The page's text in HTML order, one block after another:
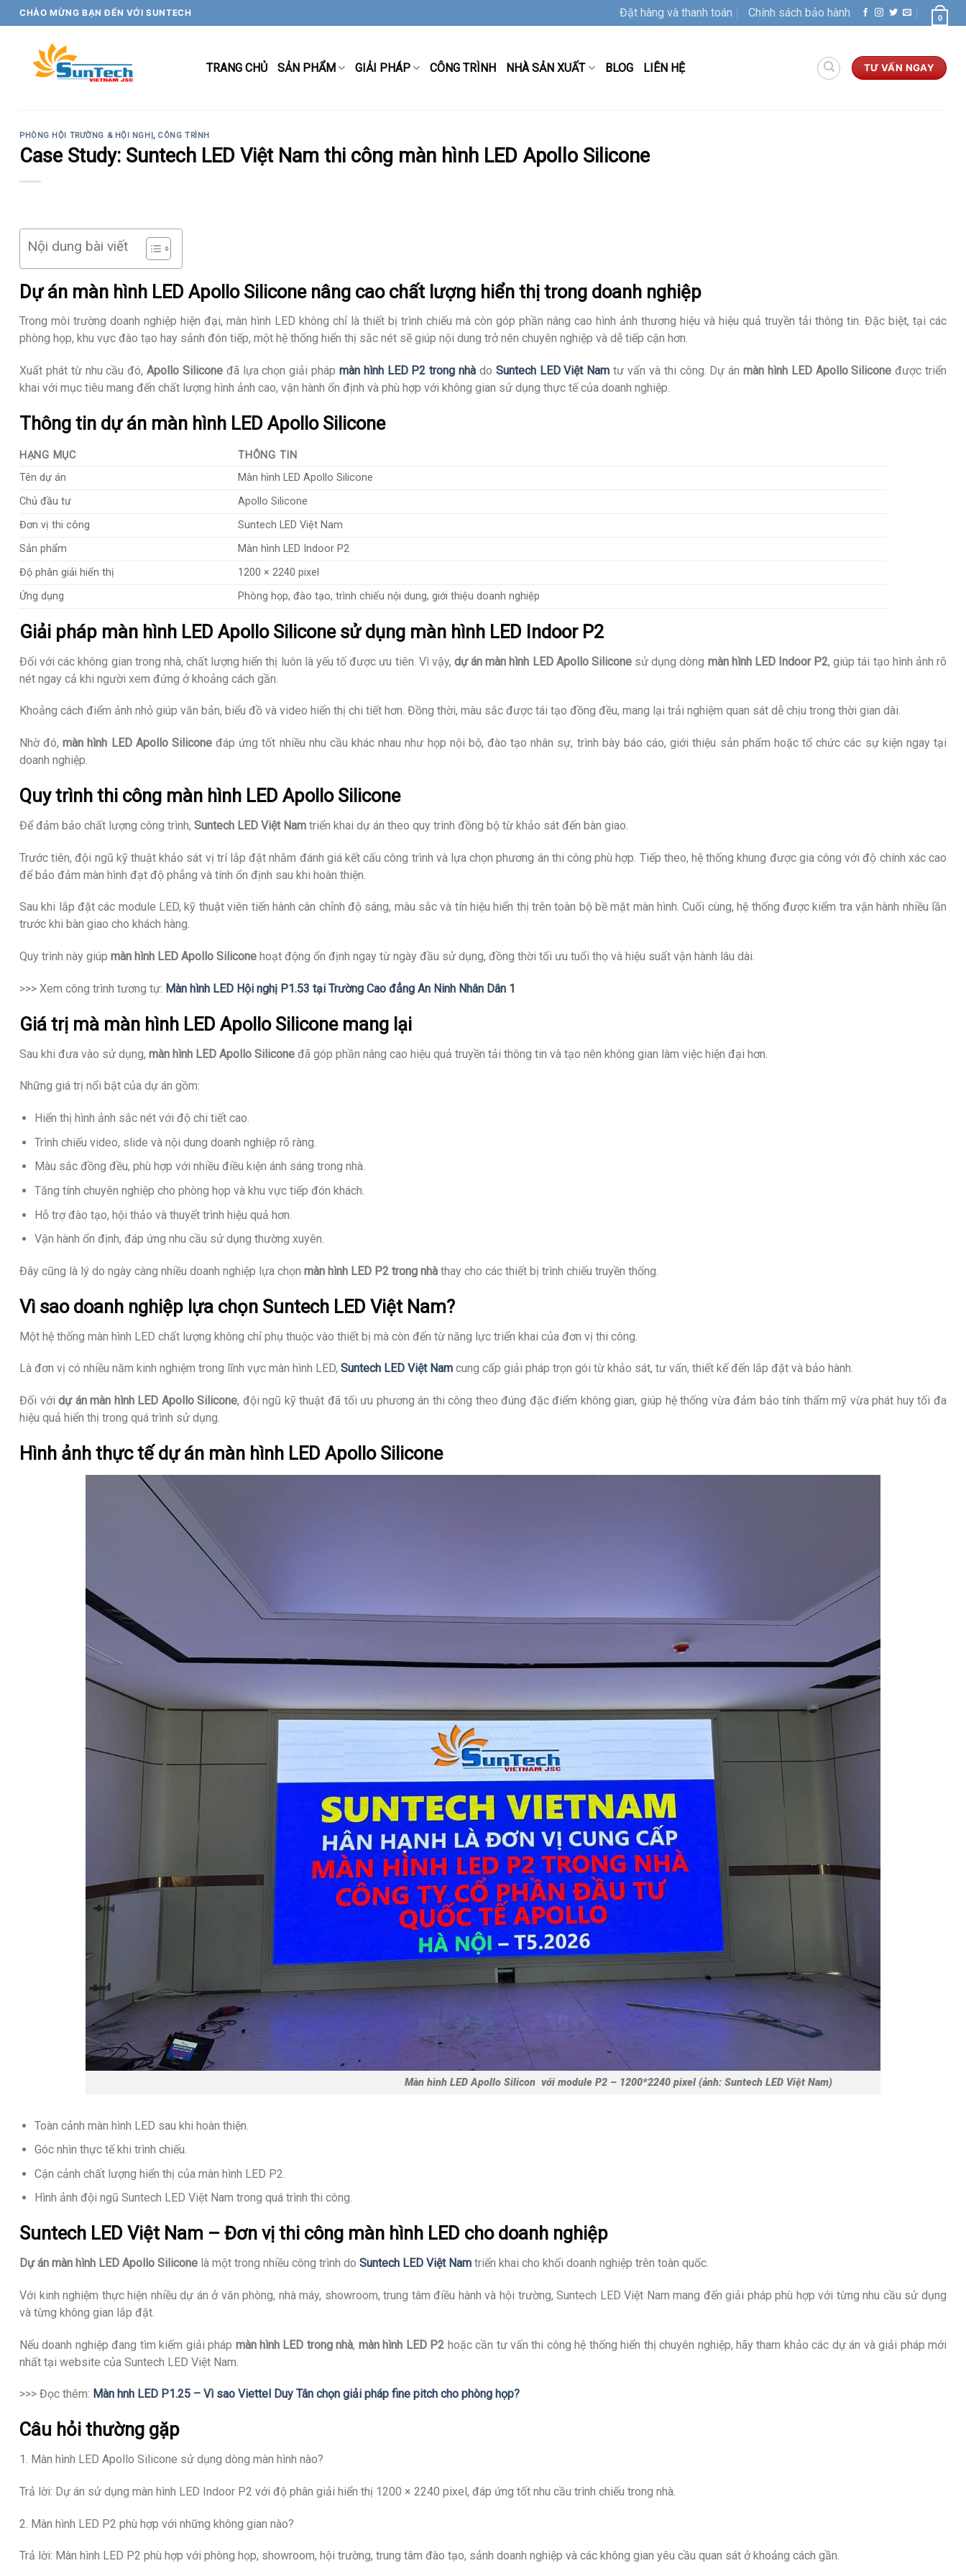
Skip
to
CHÀO MỪNG BẠN ĐẾN VỚI SUNTECH Đặt hàng và thanh toán Chính sách bảo hành 0
TRANG CHỦ SẢN PHẨM GIẢI PHÁP CÔNG TRÌNH NHÀ SẢN XUẤT BLOG LIÊN HỆ TƯ VẤN NGAY
PHÒNG HỘI TRƯỜNG & HỘI NGHỊ, CÔNG TRÌNH
Case Study: Suntech LED Việt Nam thi công màn hình LED Apollo Silicone
Nội dung bài viết
Dự án màn hình LED Apollo Silicone nâng cao chất lượng hiển thị trong doanh nghiệp
Trong môi trường doanh nghiệp hiện đại, màn hình LED không chỉ là thiết bị trình chiếu mà còn góp phần nâng cao hình ảnh thương hiệu và hiệu quả truyền tải thông tin. Đặc biệt, tại các
phòng họp, khu vực đào tạo hay sảnh đón tiếp, một hệ thống hiển thị sắc nét sẽ giúp nội dung trở nên chuyên nghiệp và dễ tiếp cận hơn.
Xuất phát từ nhu cầu đó,Apollo Siliconeđã lựa chọn giải pháp màn hình LED P2 trong nhà do Suntech LED Việt Nam tư vấn và thi công. Dự ánmàn hình LED Apollo Silicone được triển
khai với mục tiêu mang đến chất lượng hình ảnh cao, vận hành ổn định và phù hợp với không gian sử dụng thực tế của doanh nghiệp.
Thông tin dự án màn hình LED Apollo Silicone
HẠNG MỤC
THÔNG TIN
Tên dự án
Màn hình LED Apollo Silicone
Chủ đầu tư
Apollo Silicone
Đơn vị thi công
Suntech LED Việt Nam
Sản phẩm
Màn hình LED Indoor P2
Độ phân giải hiển thị
1200 × 2240 pixel
Ứng dụng
Phòng họp, đào tạo, trình chiếu nội dung, giới thiệu doanh nghiệp
Giải pháp màn hình LED Apollo Silicone sử dụng màn hình LED Indoor P2
Đối với các không gian trong nhà, chất lượng hiển thị luôn là yếu tố được ưu tiên. Vì vậy, dự án màn hình LED Apollo Siliconesử dụng dòng màn hình LED Indoor P2, giúp tái tạo hình ảnh rõ
nét ngay cả khi người xem đứng ở khoảng cách gần.
Khoảng cách điểm ảnh nhỏ giúp văn bản, biểu đồ và video hiển thị chi tiết hơn. Đồng thời, màu sắc được tái tạo đồng đều, mang lại trải nghiệm quan sát dễ chịu trong thời gian dài.
Nhờ đó,màn hình LED Apollo Siliconeđáp ứng tốt nhiều nhu cầu khác nhau như họp nội bộ, đào tạo nhân sự, trình bày báo cáo, giới thiệu sản phẩm hoặc tổ chức các sự kiện ngay tại
doanh nghiệp.
Quy trình thi công màn hình LED Apollo Silicone
Để đảm bảo chất lượng công trình, Suntech LED Việt Nam triển khai dự án theo quy trình đồng bộ từ khảo sát đến bàn giao.
Trước tiên, đội ngũ kỹ thuật khảo sát vị trí lắp đặt nhằm đánh giá kết cấu công trình và lựa chọn phương án thi công phù hợp. Tiếp theo, hệ thống khung được gia công với độ chính xác cao
để bảo đảm màn hình đạt độ phẳng và tính ổn định sau khi hoàn thiện.
Sau khi lắp đặt các module LED, kỹ thuật viên tiến hành cân chỉnh độ sáng, màu sắc và tín hiệu hiển thị trên toàn bộ bề mặt màn hình. Cuối cùng, hệ thống được kiểm tra vận hành nhiều lần
trước khi bàn giao cho khách hàng.
Quy trình này giúp màn hình LED Apollo Silicone hoạt động ổn định ngay từ ngày đầu sử dụng, đồng thời tối ưu tuổi thọ và hiệu suất vận hành lâu dài.
>>> Xem công trình tương tự: Màn hình LED Hội nghị P1.53 tại Trường Cao đẳng An Ninh Nhân Dân 1
Giá trị mà màn hình LED Apollo Silicone mang lại
Sau khi đưa vào sử dụng, màn hình LED Apollo Silicone đã góp phần nâng cao hiệu quả truyền tải thông tin và tạo nên không gian làm việc hiện đại hơn.
Những giá trị nổi bật của dự án gồm:
Hiển thị hình ảnh sắc nét với độ chi tiết cao.
Trình chiếu video, slide và nội dung doanh nghiệp rõ ràng.
Màu sắc đồng đều, phù hợp với nhiều điều kiện ánh sáng trong nhà.
Tăng tính chuyên nghiệp cho phòng họp và khu vực tiếp đón khách.
Hỗ trợ đào tạo, hội thảo và thuyết trình hiệu quả hơn.
Vận hành ổn định, đáp ứng nhu cầu sử dụng thường xuyên.
Đây cũng là lý do ngày càng nhiều doanh nghiệp lựa chọn màn hình LED P2 trong nhà thay cho các thiết bị trình chiếu truyền thống.
Vì sao doanh nghiệp lựa chọn Suntech LED Việt Nam?
Một hệ thống màn hình LED chất lượng không chỉ phụ thuộc vào thiết bị mà còn đến từ năng lực triển khai của đơn vị thi công.
Là đơn vị có nhiều năm kinh nghiệm trong lĩnh vực màn hình LED, Suntech LED Việt Nam cung cấp giải pháp trọn gói từ khảo sát, tư vấn, thiết kế đến lắp đặt và bảo hành.
Đối vớidự án màn hình LED Apollo Silicone, đội ngũ kỹ thuật đã tối ưu phương án thi công theo đúng đặc điểm không gian, giúp hệ thống vừa đảm bảo tính thẩm mỹ vừa phát huy tối đa
hiệu quả hiển thị trong quá trình sử dụng.
Hình ảnh thực tế dự án màn hình LED Apollo Silicone
Màn hình LED Apollo Silicon với module P2 – 1200*2240 pixel (ảnh: Suntech LED Việt Nam)
Toàn cảnh màn hình LED sau khi hoàn thiện.
Góc nhìn thực tế khi trình chiếu.
Cận cảnh chất lượng hiển thị của màn hình LED P2.
Hình ảnh đội ngũ Suntech LED Việt Nam trong quá trình thi công.
Suntech LED Việt Nam – Đơn vị thi công màn hình LED cho doanh nghiệp
Dự án màn hình LED Apollo Silicone là một trong nhiều công trình do Suntech LED Việt Nam triển khai cho khối doanh nghiệp trên toàn quốc.
Với kinh nghiệm thực hiện nhiều dự án ở văn phòng, nhà máy, showroom, trung tâm điều hành và hội trường, Suntech LED Việt Nam mang đến giải pháp phù hợp với từng nhu cầu sử dụng
và từng không gian lắp đặt.
Nếu doanh nghiệp đang tìm kiếm giải pháp màn hình LED trong nhà, màn hình LED P2 hoặc cần tư vấn thi công hệ thống hiển thị chuyên nghiệp, hãy tham khảo các dự án và giải pháp mới
nhất tại website của Suntech LED Việt Nam.
>>> Đọc thêm: Màn hnh LED P1.25 – Vì sao Viettel Duy Tân chọn giải pháp fine pitch cho phòng họp?
Câu hỏi thường gặp
1. Màn hình LED Apollo Silicone sử dụng dòng màn hình nào?
Trả lời: Dự án sử dụng màn hình LED Indoor P2 với độ phân giải hiển thị 1200 × 2240 pixel, đáp ứng tốt nhu cầu trình chiếu trong nhà.
2. Màn hình LED P2 phù hợp với những không gian nào?
Trả lời: Màn hình LED P2 phù hợp với phòng họp, showroom, hội trường, trung tâm đào tạo, sảnh doanh nghiệp và các không gian yêu cầu quan sát ở khoảng cách gần.